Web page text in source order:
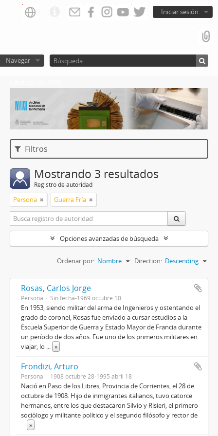
Iniciar sesión
Navegar
Filtros
Mostrando 3 resultados
Registro de autoridad
Persona Guerra Fría
Opciones avanzadas de búsqueda
Ordenar por: Nombre Direction: Descending
Rosas, Carlos Jorge
Persona Sin fecha-1969 octubre 10
En 1953, siendo militar del arma de Ingenieros y ostentando el
grado de coronel, Rosas fue enviado a cursar estudios a la
Escuela Superior de Guerra y Estado Mayor de Francia durante
un período de dos años. Fue uno de los primeros militares en
viajar, lo ... »
Frondizi, Arturo
Persona 1908 octubre 28-1995 abril 18
Nació en Paso de los Libres, Provincia de Corrientes, el 28 de
octubre de 1908. Hijo de inmigrantes italianos, tuvo catorce
hermanos, entre los que destacaron Silvio y Risieri, el primero
sociólogo y militante político y el segundo filósofo y rector de
... »